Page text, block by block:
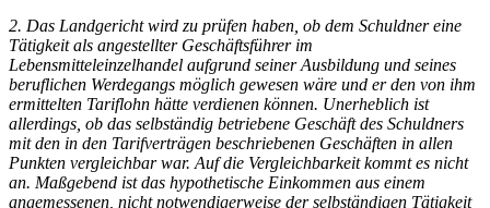
2. Das Landgericht wird zu prüfen haben, ob dem Schuldner eine
Tätigkeit als angestellter Geschäftsführer im
Lebensmitteleinzelhandel aufgrund seiner Ausbildung und seines
beruflichen Werdegangs möglich gewesen wäre und er den von ihm
ermittelten Tariflohn hätte verdienen können. Unerheblich ist
allerdings, ob das selbständig betriebene Geschäft des Schuldners
mit den in den Tarifverträgen beschriebenen Geschäften in allen
Punkten vergleichbar war. Auf die Vergleichbarkeit kommt es nicht
an. Maßgebend ist das hypothetische Einkommen aus einem
angemessenen, nicht notwendigerweise der selbständigen Tätigkeit